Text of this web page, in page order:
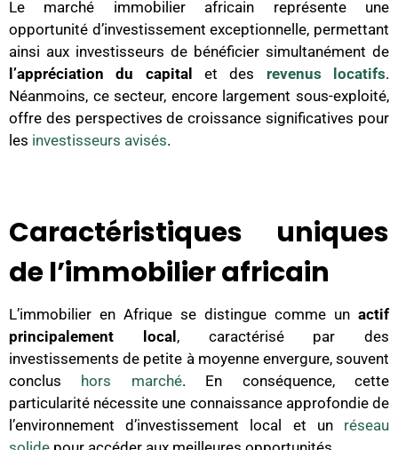
Le marché immobilier africain représente une
opportunité d’investissement exceptionnelle, permettant
ainsi aux investisseurs de bénéficier simultanément de
l’appréciation du capital
et des revenus locatifs.
Néanmoins, ce secteur, encore largement sous-exploité,
offre des perspectives de croissance significatives pour
les investisseurs avisés.
Caractéristiques uniques
de l’immobilier africain
L’immobilier en Afrique se distingue comme un actif
principalement local, caractérisé par des
investissements de petite à moyenne envergure, souvent
conclus hors marché. En conséquence, cette
particularité nécessite une connaissance approfondie de
l’environnement d’investissement local et un réseau